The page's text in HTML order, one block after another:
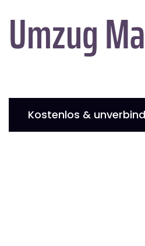
Umzug
Kostenlos &